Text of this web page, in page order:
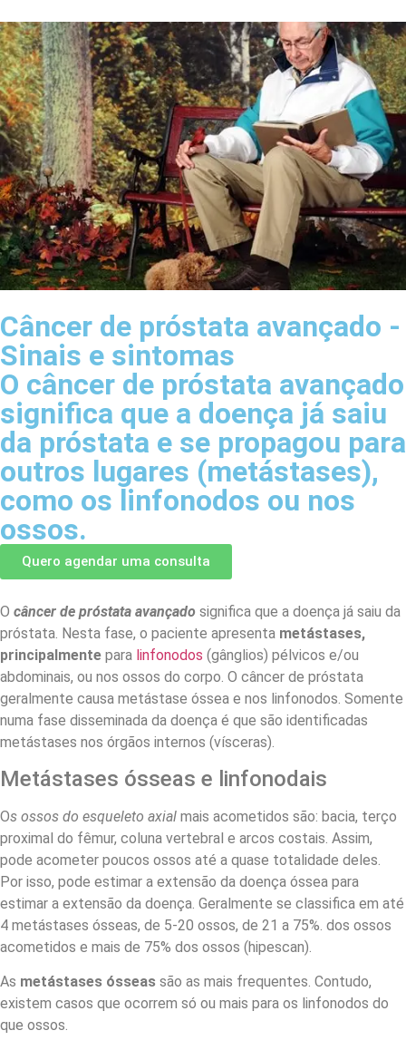
Câncer de próstata avançado -
Sinais e sintomas
O câncer de próstata avançado
significa que a doença já saiu
da próstata e se propagou para
outros lugares (metástases),
como os linfonodos ou nos
ossos.
Quero agendar uma consulta
O câncer de próstata avançado significa que a doença já saiu da
próstata. Nesta fase, o paciente apresenta metástases,
principalmente para linfonodos (gânglios) pélvicos e/ou
abdominais, ou nos ossos do corpo. O câncer de próstata
geralmente causa metástase óssea e nos linfonodos. Somente
numa fase disseminada da doença é que são identificadas
metástases nos órgãos internos (vísceras).
Metástases ósseas e linfonodais
Os ossos do esqueleto axial mais acometidos são: bacia, terço
proximal do fêmur, coluna vertebral e arcos costais. Assim,
pode acometer poucos ossos até a quase totalidade deles.
Por isso, pode estimar a extensão da doença óssea para
estimar a extensão da doença. Geralmente se classifica em até
4 metástases ósseas, de 5-20 ossos, de 21 a 75%. dos ossos
acometidos e mais de 75% dos ossos (hipescan).
As metástases ósseas são as mais frequentes. Contudo,
existem casos que ocorrem só ou mais para os linfonodos do
que ossos.